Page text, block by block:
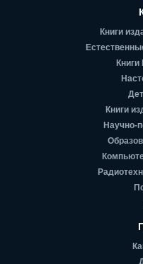
Книги
Книги
Книги
Научно-